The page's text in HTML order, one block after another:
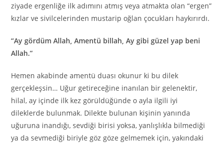
ziyade ergenliğe ilk adımını atmış veya atmakta olan “ergen”
kızlar ve sivilcelerinden mustarip oğlan çocukları haykırırdı.
“Ay gördüm Allah, Amentü billah, Ay gibi güzel yap beni
Allah.”
Hemen akabinde amentü duası okunur ki bu dilek
gerçekleşsin… Uğur getireceğine inanılan bir gelenektir,
hilal, ay içinde ilk kez görüldüğünde o ayla ilgili iyi
dileklerde bulunmak. Dilekte bulunan kişinin yanında
uğuruna inandığı, sevdiği birisi yoksa, yanlışlıkla bilmediği
ya da sevmediği biriyle göz göze gelmemek için, yakındaki